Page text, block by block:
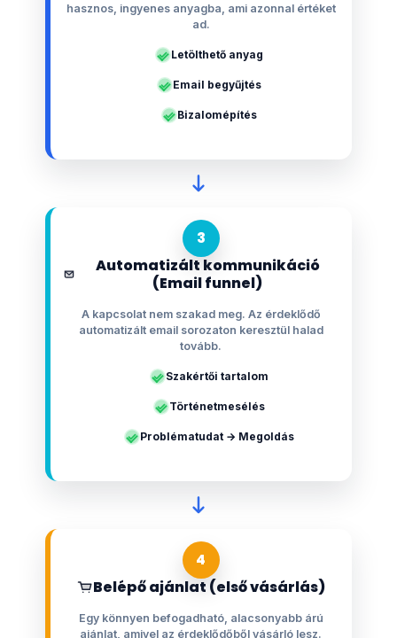
hasznos, ingyenes anyagba, ami azonnal értéket
ad.
Letölthető anyag
Email begyűjtés
Bizalomépítés
3
Automatizált kommunikáció
(Email funnel)
A kapcsolat nem szakad meg. Az érdeklődő
automatizált email sorozaton keresztül halad
tovább.
Szakértői tartalom
Történetmesélés
Problématudat → Megoldás
4
Belépő ajánlat (első vásárlás)
Egy könnyen befogadható, alacsonyabb árú
ajánlat, amivel az érdeklődőből vásárló lesz.